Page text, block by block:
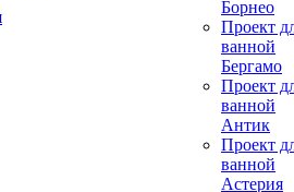
Борнео
Проект
ванной
Бергамо
Проект
ванной
Антик
Проект
ванной
Астерия